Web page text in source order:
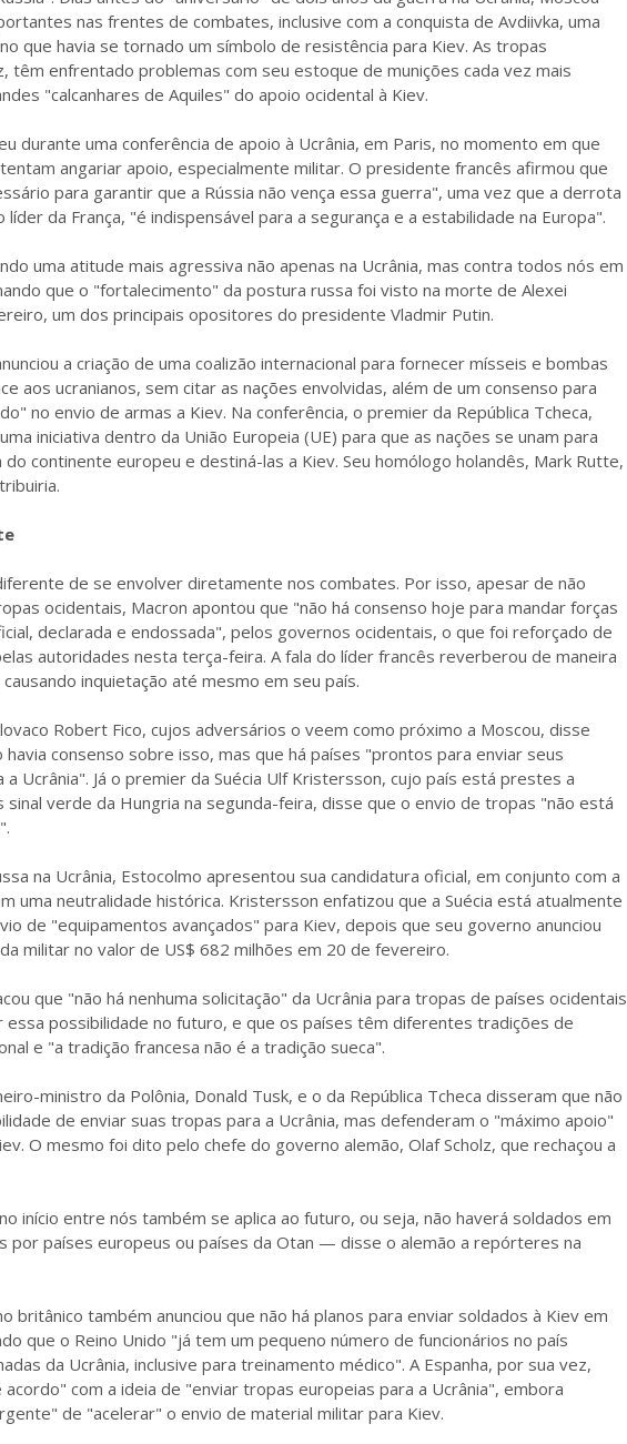
nas frentes de combates, inclusive com a conquista de Avdiivka, uma
que havia se tornado um símbolo de resistência para Kiev. As tropas
têm enfrentado problemas com seu estoque de munições cada vez mais
"calcanhares de Aquiles" do apoio ocidental à Kiev.
durante uma conferência de apoio à Ucrânia, em Paris, no momento em que
angariar apoio, especialmente militar. O presidente francês afirmou que
para garantir que a Rússia não vença essa guerra", uma vez que a derrota
líder da França, "é indispensável para a segurança e a estabilidade na Europa".
uma atitude mais agressiva não apenas na Ucrânia, mas contra todos nós em
que o "fortalecimento" da postura russa foi visto na morte de Alexei
um dos principais opositores do presidente Vladmir Putin.
a criação de uma coalizão internacional para fornecer mísseis e bombas
aos ucranianos, sem citar as nações envolvidas, além de um consenso para
no envio de armas a Kiev. Na conferência, o premier da República Tcheca,
iniciativa dentro da União Europeia (UE) para que as nações se unam para
continente europeu e destiná-las a Kiev. Seu homólogo holandês, Mark Rutte,
de se envolver diretamente nos combates. Por isso, apesar de não
ocidentais, Macron apontou que "não há consenso hoje para mandar forças
declarada e endossada", pelos governos ocidentais, o que foi reforçado de
autoridades nesta terça-feira. A fala do líder francês reverberou de maneira
inquietação até mesmo em seu país.
Robert Fico, cujos adversários o veem como próximo a Moscou, disse
havia consenso sobre isso, mas que há países "prontos para enviar seus
Ucrânia". Já o premier da Suécia Ulf Kristersson, cujo país está prestes a
sinal verde da Hungria na segunda-feira, disse que o envio de tropas "não está
na Ucrânia, Estocolmo apresentou sua candidatura oficial, em conjunto com a
uma neutralidade histórica. Kristersson enfatizou que a Suécia está atualmente
de "equipamentos avançados" para Kiev, depois que seu governo anunciou
militar no valor de US$ 682 milhões em 20 de fevereiro.
que "não há nenhuma solicitação" da Ucrânia para tropas de países ocidentais
essa possibilidade no futuro, e que os países têm diferentes tradições de
e "a tradição francesa não é a tradição sueca".
ministro da Polônia, Donald Tusk, e o da República Tcheca disseram que não
de enviar suas tropas para a Ucrânia, mas defenderam o "máximo apoio"
O mesmo foi dito pelo chefe do governo alemão, Olaf Scholz, que rechaçou a
início entre nós também se aplica ao futuro, ou seja, não haverá soldados em
por países europeus ou países da Otan — disse o alemão a repórteres na
britânico também anunciou que não há planos para enviar soldados à Kiev em
que o Reino Unido "já tem um pequeno número de funcionários no país
da Ucrânia, inclusive para treinamento médico". A Espanha, por sua vez,
com a ideia de "enviar tropas europeias para a Ucrânia", embora
de "acelerar" o envio de material militar para Kiev.